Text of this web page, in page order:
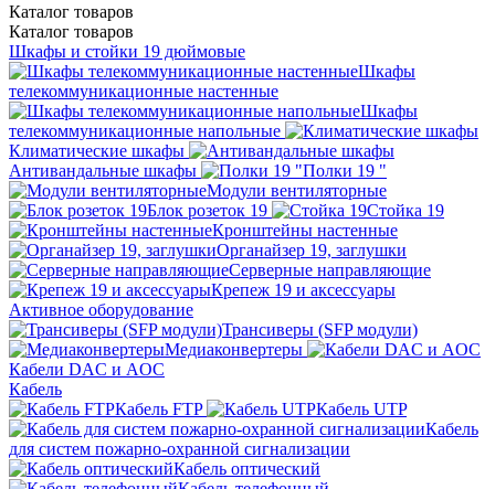
Каталог товаров
Каталог товаров
Шкафы и стойки 19 дюймовые
Шкафы
телекоммуникационные настенные
Шкафы
телекоммуникационные напольные
Климатические шкафы
Антивандальные шкафы
Полки 19 "
Модули вентиляторные
Блок розеток 19
Стойка 19
Кронштейны настенные
Органайзер 19, заглушки
Серверные направляющие
Крепеж 19 и аксессуары
Активное оборудование
Трансиверы (SFP модули)
Медиаконвертеры
Кабели DAC и AOC
Кабель
Кабель FTP
Кабель UTP
Кабель
для систем пожарно-охранной сигнализации
Кабель оптический